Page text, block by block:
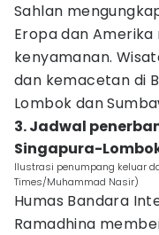
Sahlan
Eropa dan
kenyamanan.
dan kemacetan di
Lombok dan
​3. Jadwal
Singapura-
Ilustrasi penumpang keluar
Times/Muhammad Nasir)
Humas Bandara
Ramadhina